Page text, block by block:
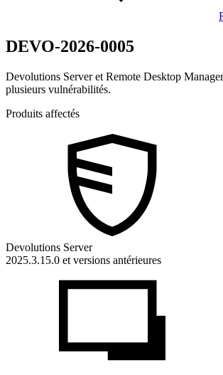
DEVO-2026-0005
Devolutions Server et Remote Desktop
plusieurs vulnérabilités.
Produits affectés
Devolutions Server
2025.3.15.0 et versions antérieures